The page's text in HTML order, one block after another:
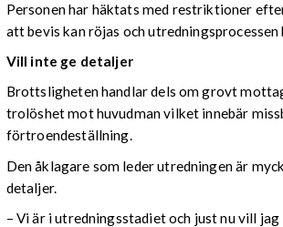
Personen har häktats med restriktioner
att bevis kan röjas och utredningsprocessen
Vill inte ge detaljer
Brottsligheten handlar dels om grovt
trolöshet mot huvudman vilket innebär
förtroendeställning.
Den åklagare som leder utredningen är
detaljer.
– Vi är i utredningsstadiet och just nu vill